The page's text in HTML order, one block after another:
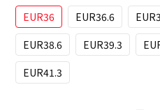
EUR36 EUR36.6
EUR38.6
EUR39.3
EUR41.3